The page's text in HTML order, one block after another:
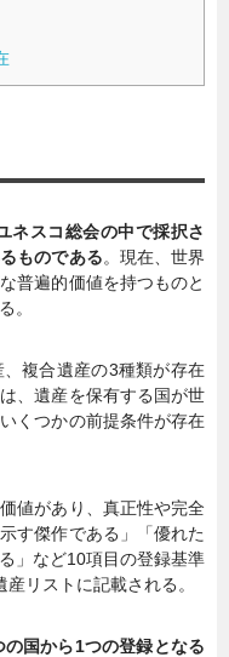
ネスコ総会の中で採択さ
ものである。現在、世界
普遍的価値を持つものと
。
複合遺産の3種類が存在
、遺産を保有する国が世
くつかの前提条件が存在
値があり、真正性や完全
す傑作である」「優れた
」など10項目の登録基準
リストに記載される。
国から1つの登録となる